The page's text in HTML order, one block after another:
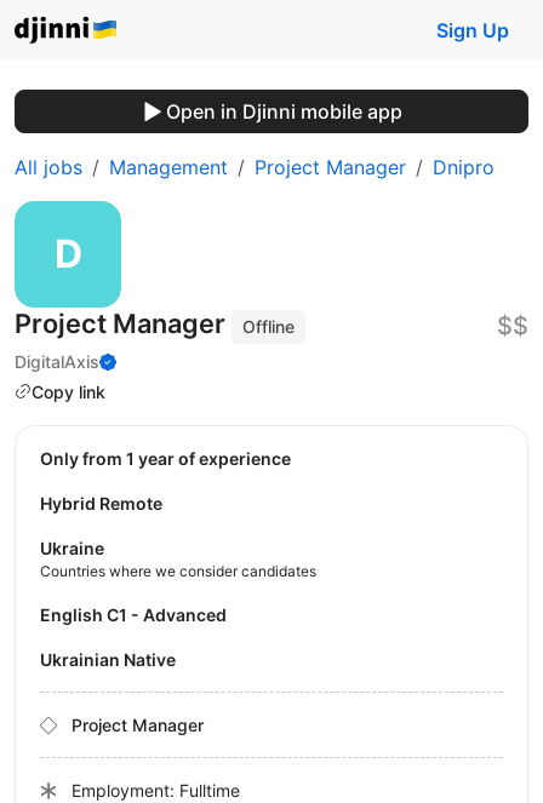
Sign Up
Open in Djinni mobile app
All jobs Management Project Manager Dnipro
Project Manager
Offline
DigitalAxis
Copy link
$$
Only from 1 year of experience
Hybrid Remote
Ukraine
Countries where we consider candidates
English C1 - Advanced
Ukrainian Native
Project Manager
Employment: Fulltime